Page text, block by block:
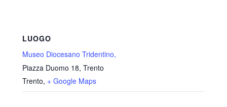
LUOGO
Museo Diocesano Tridentino,
Piazza Duomo 18, Trento
Trento, + Google Maps